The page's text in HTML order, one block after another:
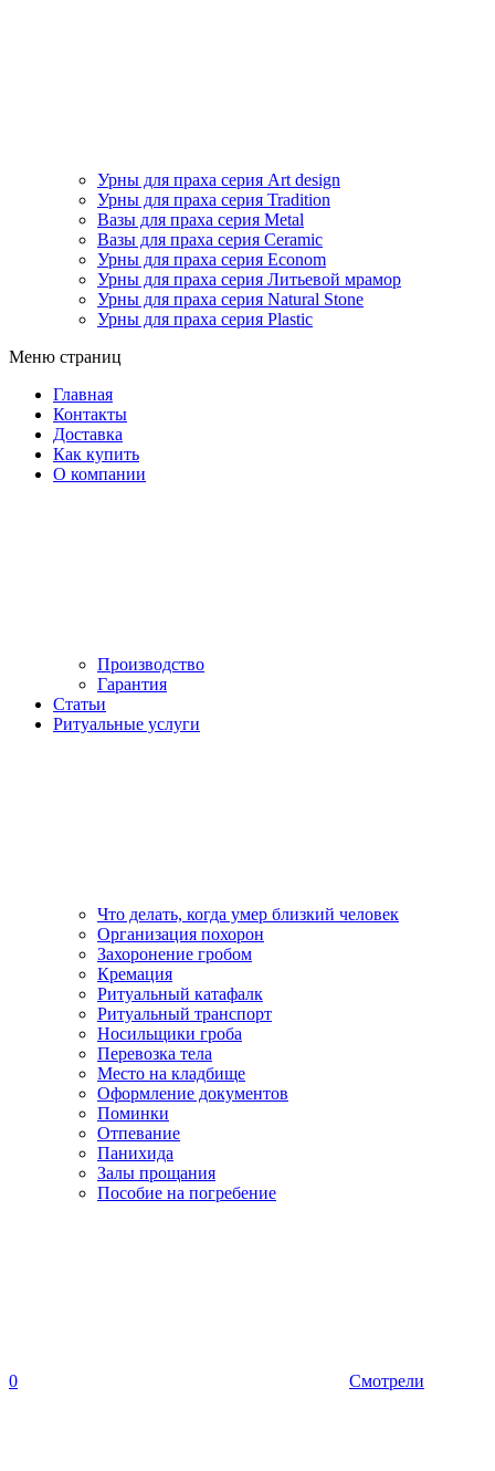
Урны для праха серия Art design
Урны для праха серия Tradition
Вазы для праха серия Metal
Вазы для праха серия Ceramic
Урны для праха серия Econom
Урны для праха серия Литьевой мрамор
Урны для праха серия Natural Stone
Урны для праха серия Plastic
Меню страниц
Главная
Контакты
Доставка
Как купить
О компании
Производство
Гарантия
Статьи
Ритуальные услуги
Что делать, когда умер близкий человек
Организация похорон
Захоронение гробом
Кремация
Ритуальный катафалк
Ритуальный транспорт
Носильщики гроба
Перевозка тела
Место на кладбище
Оформление документов
Поминки
Отпевание
Панихида
Залы прощания
Пособие на погребение
0 Смотрели